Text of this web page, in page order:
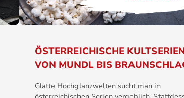
ÖSTERREICHISCHE
VON MUNDL BIS
Glatte Hochglanzwelten sucht man in